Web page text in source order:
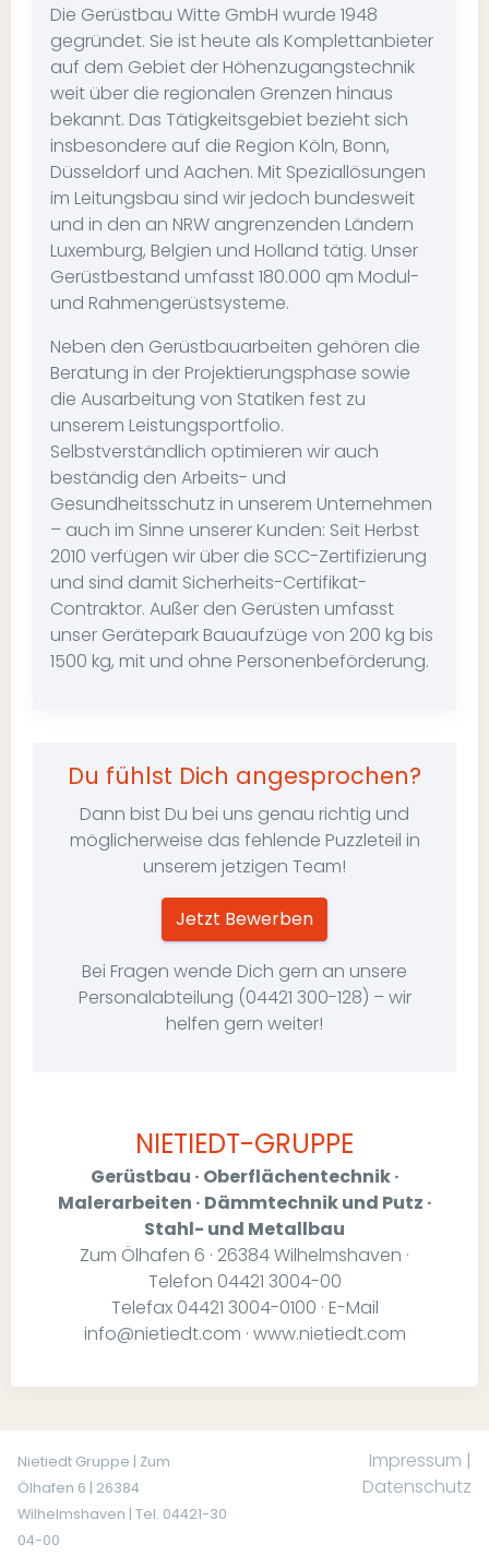
Die Gerüstbau Witte GmbH wurde 1948
gegründet. Sie ist heute als Komplettanbieter
auf dem Gebiet der Höhenzugangstechnik
weit über die regionalen Grenzen hinaus
bekannt. Das Tätigkeitsgebiet bezieht sich
insbesondere auf die Region Köln, Bonn,
Düsseldorf und Aachen. Mit Speziallösungen
im Leitungsbau sind wir jedoch bundesweit
und in den an NRW angrenzenden Ländern
Luxemburg, Belgien und Holland tätig. Unser
Gerüstbestand umfasst 180.000 qm Modul-
und Rahmengerüstsysteme.
Neben den Gerüstbauarbeiten gehören die
Beratung in der Projektierungsphase sowie
die Ausarbeitung von Statiken fest zu
unserem Leistungsportfolio.
Selbstverständlich optimieren wir auch
beständig den Arbeits- und
Gesundheitsschutz in unserem Unternehmen
– auch im Sinne unserer Kunden: Seit Herbst
2010 verfügen wir über die SCC-Zertifizierung
und sind damit Sicherheits-Certifikat-
Contraktor. Außer den Gerüsten umfasst
unser Gerätepark Bauaufzüge von 200 kg bis
1500 kg, mit und ohne Personenbeförderung.
Du fühlst Dich angesprochen?
Dann bist Du bei uns genau richtig und
möglicherweise das fehlende Puzzleteil in
unserem jetzigen Team!
Jetzt Bewerben
Bei Fragen wende Dich gern an unsere
Personalabteilung (04421 300-128) – wir
helfen gern weiter!
NIETIEDT-GRUPPE
Gerüstbau · Oberflächentechnik ·
Malerarbeiten · Dämmtechnik und Putz ·
Stahl- und Metallbau
Zum Ölhafen 6 · 26384 Wilhelmshaven ·
Telefon 04421 3004-00
Telefax 04421 3004-0100 · E-Mail
info@nietiedt.com · www.nietiedt.com
Nietiedt Gruppe | Zum
Ölhafen 6 | 26384
Wilhelmshaven | Tel. 04421-30
04-00
Impressum |
Datenschutz